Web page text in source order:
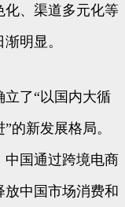
化、渠道多元化等
明显。
了“以国内大循
的新发展格局。
中国通过跨境电商
中国市场消费和